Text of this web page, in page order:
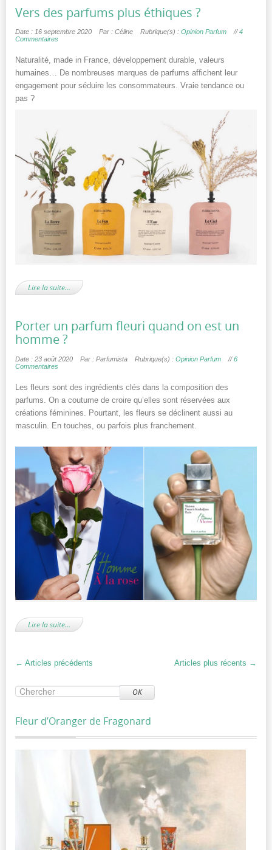
Vers des parfums plus éthiques ?
Date : 16 septembre 2020 Par : Céline Rubrique(s) : Opinion Parfum //4
Commentaires
Naturalité, made in France, développement durable, valeurs
humaines… De nombreuses marques de parfums affichent leur
engagement pour séduire les consommateurs. Vraie tendance ou
pas ?
Lire la suite…
Porter un parfum fleuri quand on est un
homme ?
Date : 23 août 2020 Par : Parfumista Rubrique(s) : Opinion Parfum //6
Commentaires
Les fleurs sont des ingrédients clés dans la composition des
parfums. On a coutume de croire qu’elles sont réservées aux
créations féminines. Pourtant, les fleurs se déclinent aussi au
masculin. En touches, ou parfois plus franchement.
Lire la suite…
← Articles précédents Articles plus récents →
OK
Fleur d’Oranger de Fragonard